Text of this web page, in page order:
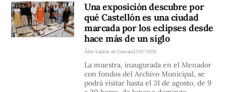
Una exposición descubre por
qué Castellón es una ciudad
marcada por los eclipses desde
hace más de un siglo
Álex Ladrón de Guevara15/07/2026
La muestra, inaugurada en el Menador
con fondos del Archivo Municipal, se
podrá visitar hasta el 31 de agosto, de 9